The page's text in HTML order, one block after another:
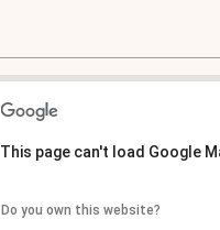
This page can't load Google
Do you own this website?